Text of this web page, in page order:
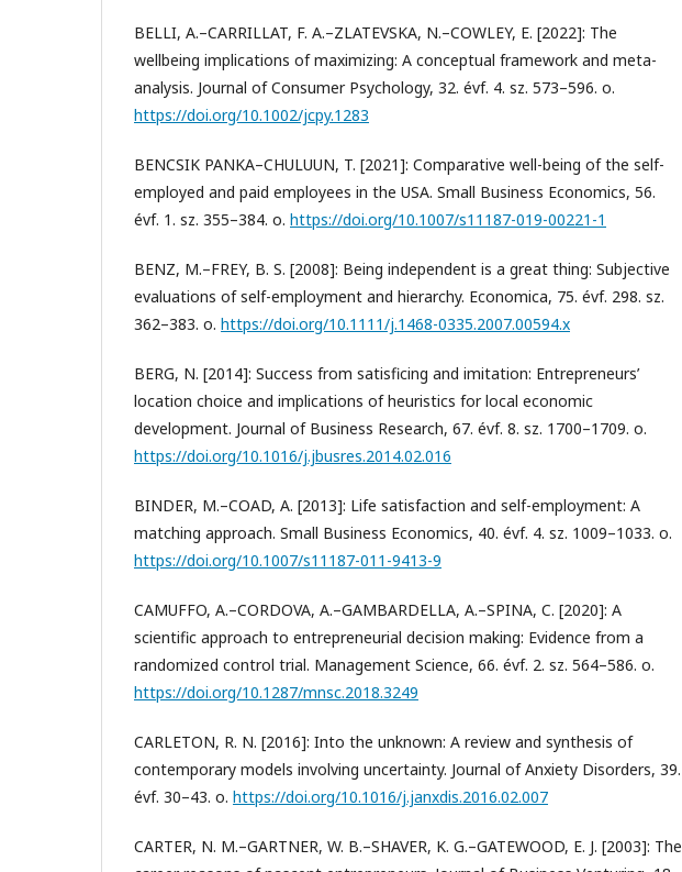
BELLI, A.–CARRILLAT, F. A.–ZLATEVSKA, N.–COWLEY, E. [2022]: The
wellbeing implications of maximizing: A conceptual framework and meta-
analysis. Journal of Consumer Psychology, 32. évf. 4. sz. 573–596. o.
https://doi.org/10.1002/jcpy.1283
BENCSIK PANKA–CHULUUN, T. [2021]: Comparative well-being of the self-
employed and paid employees in the USA. Small Business Economics, 56.
évf. 1. sz. 355–384. o. https://doi.org/10.1007/s11187-019-00221-1
BENZ, M.–FREY, B. S. [2008]: Being independent is a great thing: Subjective
evaluations of self-employment and hierarchy. Economica, 75. évf. 298. sz.
362–383. o. https://doi.org/10.1111/j.1468-0335.2007.00594.x
BERG, N. [2014]: Success from satisficing and imitation: Entrepreneurs’
location choice and implications of heuristics for local economic
development. Journal of Business Research, 67. évf. 8. sz. 1700–1709. o.
https://doi.org/10.1016/j.jbusres.2014.02.016
BINDER, M.–COAD, A. [2013]: Life satisfaction and self-employment: A
matching approach. Small Business Economics, 40. évf. 4. sz. 1009–1033. o.
https://doi.org/10.1007/s11187-011-9413-9
CAMUFFO, A.–CORDOVA, A.–GAMBARDELLA, A.–SPINA, C. [2020]: A
scientific approach to entrepreneurial decision making: Evidence from a
randomized control trial. Management Science, 66. évf. 2. sz. 564–586. o.
https://doi.org/10.1287/mnsc.2018.3249
CARLETON, R. N. [2016]: Into the unknown: A review and synthesis of
contemporary models involving uncertainty. Journal of Anxiety Disorders, 39.
évf. 30–43. o. https://doi.org/10.1016/j.janxdis.2016.02.007
CARTER, N. M.–GARTNER, W. B.–SHAVER, K. G.–GATEWOOD, E. J. [2003]: The